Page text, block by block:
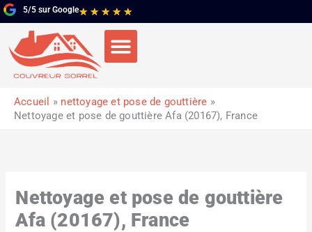
Aller
au
contenu
5/5 sur Google★ ★ ★ ★ ★Noté
5
5
Accueil
nettoyage et pose de gouttière
Nettoyage et pose de gouttière Afa (20167), France
Nettoyage et pose de gouttière
Afa (20167), France